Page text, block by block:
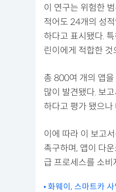
이 연구는 위험한
적어도 24개의 성
하다고 표시됐다.
린이에게 적합한 것
총 800여 개의 앱을
많이 발견됐다. 보
하다고 평가 됐으
이에 따라 이 보고
촉구하며, 앱이 다
급 프로세스를 소
화웨이, 스마트카